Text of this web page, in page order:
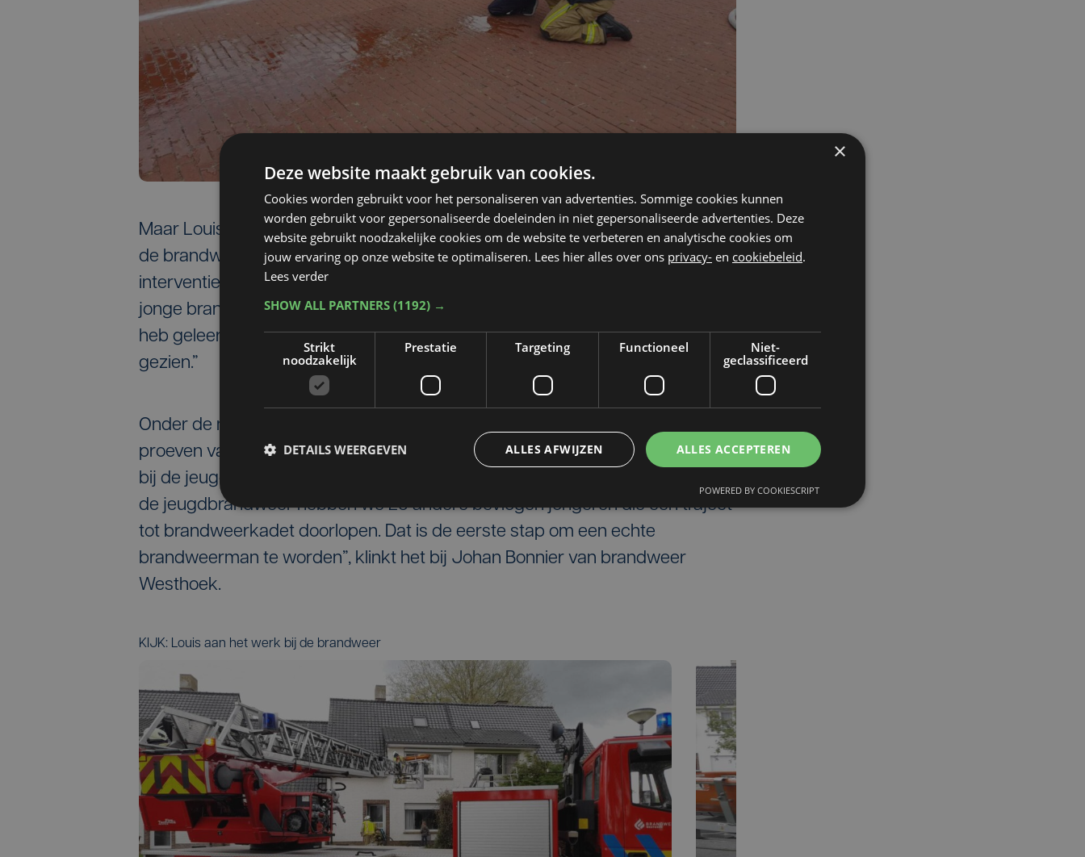
Maar Louis zet door en wil brandweerman worden. Tijdens de oefening werd
de brandweer opgeroepen voor een woningbrand en Louis mocht mee op
interventie. Hij hielp onder andere een slachtoffer evacueren. De
jonge brandweerman vindt dat hij veel geleerd heeft tijdens de oefening: “Ik
heb geleerd hoe je een brand moet blussen en ik heb de brandweerwagens
gezien.”
Onder de noemer ‘één team één familie’ wilde de brandweer Louis laten
proeven van een echte brandweeroefening. Het is niet uitgesloten dat Louis
bij de jeugdbrandweer in Wervik aan de slag kan. “Louis is heel bevlogen. Bij
de jeugdbrandweer hebben we 25 andere bevlogen jongeren die een traject
tot brandweerkadet doorlopen. Dat is de eerste stap om een echte
brandweerman te worden”, klinkt het bij Johan Bonnier van brandweer
Westhoek.
KIJK: Louis aan het werk bij de brandweer
×
Deze website maakt gebruik van cookies.
Cookies worden gebruikt voor het personaliseren van advertenties. Sommige cookies kunnen
worden gebruikt voor gepersonaliseerde doeleinden in niet gepersonaliseerde advertenties. Deze
website gebruikt noodzakelijke cookies om de website te verbeteren en analytische cookies om
jouw ervaring op onze website te optimaliseren. Lees hier alles over ons privacy- en cookiebeleid.
Lees verder
SHOW ALL PARTNERS (1192) →
Strikt
noodzakelijk
Prestatie Targeting Functioneel
Niet-
geclassificeerd
ALLES ACCEPTEREN
ALLES AFWIJZEN
DETAILS WEERGEVEN
POWERED BY COOKIESCRIPT